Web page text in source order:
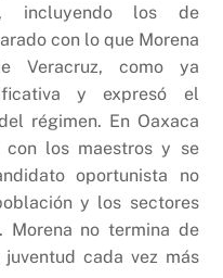
incluyendo los de
con lo que Morena
Veracruz, como ya
y expresó el
régimen. En Oaxaca
los maestros y se
oportunista no
y los sectores
Morena no termina de
cada vez más